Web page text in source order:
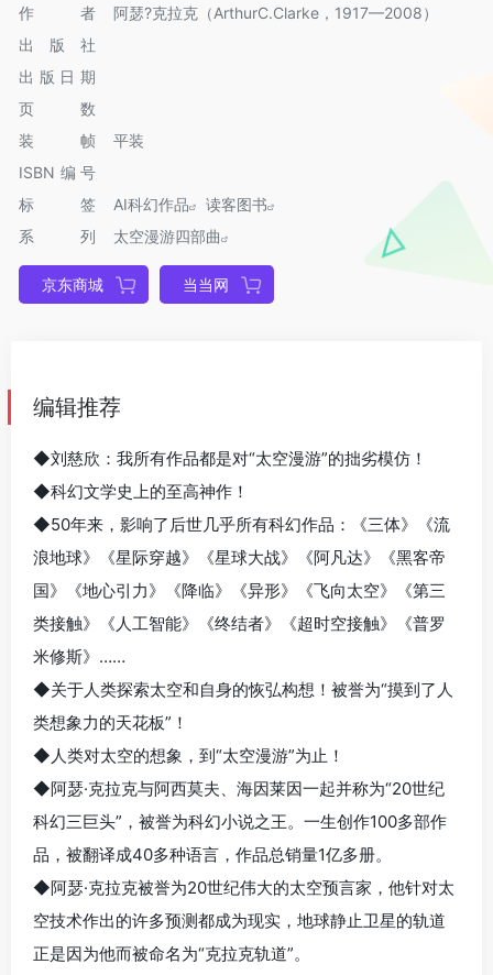
作者
阿瑟?克拉克（ArthurC.Clarke，1917—2008）
出版社
出版日期
页数
装帧
平装
ISBN编号
标签
AI科幻作品
读客图书
系列
太空漫游四部曲
京东商城 当当网
编辑推荐
◆刘慈欣：我所有作品都是对“太空漫游”的拙劣模仿！
◆科幻文学史上的至高神作！
◆50年来，影响了后世几乎所有科幻作品：《三体》《流
浪地球》《星际穿越》《星球大战》《阿凡达》《黑客帝
国》《地心引力》《降临》《异形》《飞向太空》《第三
类接触》《人工智能》《终结者》《超时空接触》《普罗
米修斯》……
◆关于人类探索太空和自身的恢弘构想！被誉为“摸到了人
类想象力的天花板”！
◆人类对太空的想象，到“太空漫游”为止！
◆阿瑟·克拉克与阿西莫夫、海因莱因一起并称为“20世纪
科幻三巨头”，被誉为科幻小说之王。一生创作100多部作
品，被翻译成40多种语言，作品总销量1亿多册。
◆阿瑟·克拉克被誉为20世纪伟大的太空预言家，他针对太
空技术作出的许多预测都成为现实，地球静止卫星的轨道
正是因为他而被命名为“克拉克轨道”。